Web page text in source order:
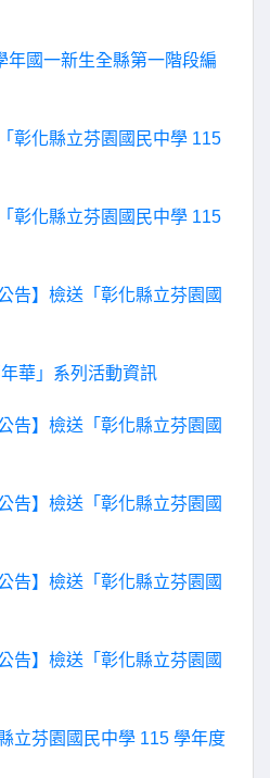
年國一新生全縣第一階段編
彰化縣立芬園國民中學 115
彰化縣立芬園國民中學 115
告】檢送「彰化縣立芬園國
華」系列活動資訊
告】檢送「彰化縣立芬園國
告】檢送「彰化縣立芬園國
告】檢送「彰化縣立芬園國
告】檢送「彰化縣立芬園國
立芬園國民中學 115 學年度